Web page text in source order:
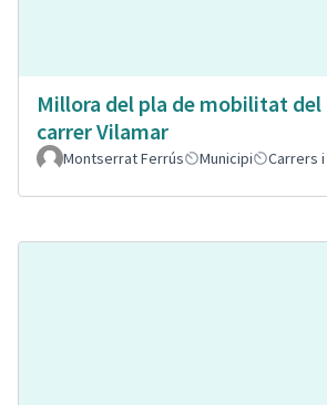
Millora del pla de mobilitat del
carrer Vilamar
Montserrat Ferrús Municipi Carrers i